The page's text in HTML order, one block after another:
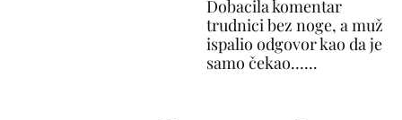
Dobacila komentar
trudnici bez noge, a muž
ispalio odgovor kao da je
samo čekao…...